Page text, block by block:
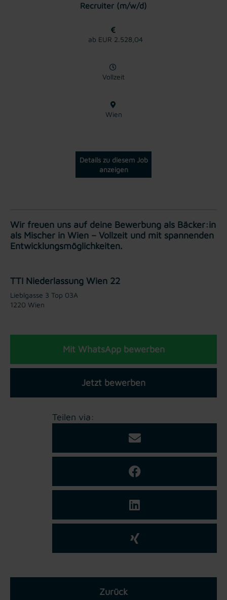
Recruiter (m/w/d)
ab EUR 2.528,04
Vollzeit
Wien
Details zu diesem Job
anzeigen
Wir freuen uns auf deine Bewerbung als Bäcker:in
als Mischer in Wien – Vollzeit und mit spannenden
Entwicklungsmöglichkeiten.
TTI Niederlassung Wien 22
Lieblgasse 3 Top 03A
1220 Wien
Mit WhatsApp bewerben
Jetzt bewerben
Teilen via:
Zurück